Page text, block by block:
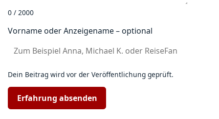
0 / 2000
Vorname oder Anzeigename – optional
Dein Beitrag wird vor der Veröffentlichung geprüft.
Erfahrung absenden